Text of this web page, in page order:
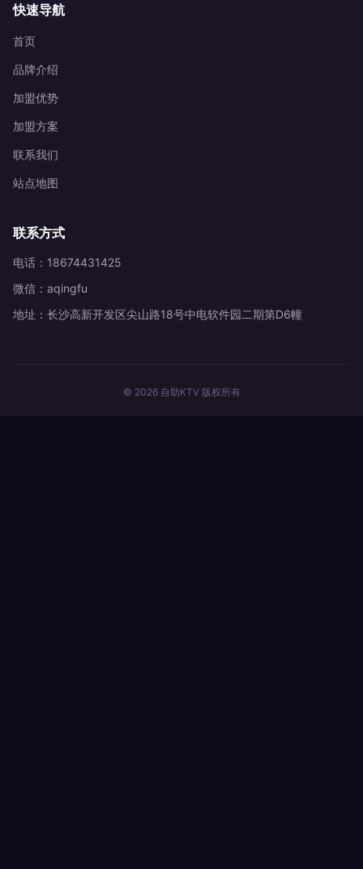
快速导航
首页
品牌介绍
加盟优势
加盟方案
联系我们
站点地图
联系方式
电话：18674431425
微信：aqingfu
地址：长沙高新开发区尖山路18号中电软件园二期第D6幢
© 2026 自助KTV 版权所有